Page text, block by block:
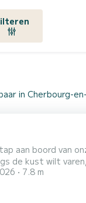
in Cherbourg-
de kust wilt
met familie of
7.8 m